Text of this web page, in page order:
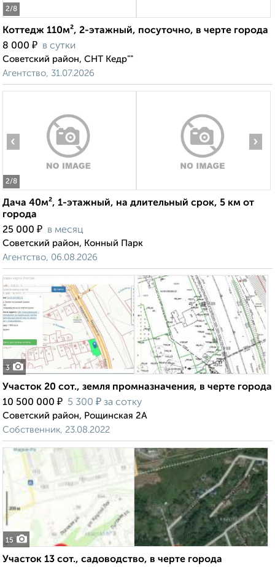
2/8
Коттедж 110м², 2-этажный, посуточно, в черте города
8 000 ₽ в сутки
Советский район, СНТ Кедр""
Агентство, 31.07.2026
2/8
‹ ›
Дача 40м², 1-этажный, на длительный срок, 5 км от
города
25 000 ₽ в месяц
Советский район, Конный Парк
Агентство, 06.08.2026
3
Участок 20 сот., земля промназначения, в черте города
10 500 000 ₽ 5 300 ₽ за сотку
Советский район, Рощинская 2А
Собственник, 23.08.2022
15
Участок 13 сот., садоводство, в черте города